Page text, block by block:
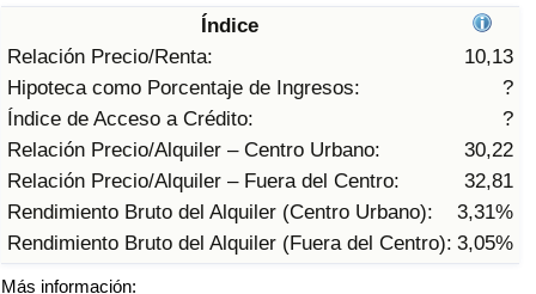
Índice
Relación Precio/Renta:
10,13
Hipoteca como Porcentaje de Ingresos:
?
Índice de Acceso a Crédito:
?
Relación Precio/Alquiler – Centro Urbano:
30,22
Relación Precio/Alquiler – Fuera del Centro:
32,81
Rendimiento Bruto del Alquiler (Centro Urbano):
3,31%
Rendimiento Bruto del Alquiler (Fuera del Centro): 3,05%
Más información:
Índice de Sanidad por País
Índice de contaminación
Índice de Contaminación por País